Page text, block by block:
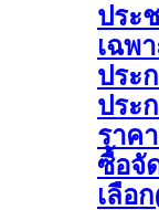
ประ
เฉพ
ประ
ประ
ราคา
ซื้อจั
เลือ